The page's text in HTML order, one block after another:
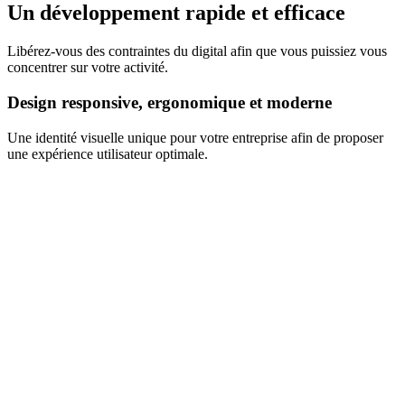
Un développement rapide et efficace
Libérez-vous des contraintes du digital afin que vous puissiez vous
concentrer sur votre activité.
Design responsive, ergonomique et moderne
Une identité visuelle unique pour votre entreprise afin de proposer
une expérience utilisateur optimale.